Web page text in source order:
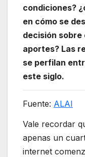
condiciones?
en cómo se
decisión sobre
aportes? Las
se perfilan
este siglo.
Fuente: ALAI
Vale recordar
apenas un
internet